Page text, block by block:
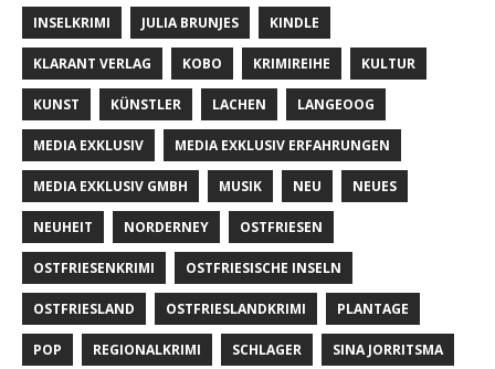
INSELKRIMI JULIA BRUNJES KINDLE
KLARANT VERLAG KOBO KRIMIREIHE KULTUR
KUNST KÜNSTLER LACHEN LANGEOOG
MEDIA EXKLUSIV MEDIA EXKLUSIV ERFAHRUNGEN
MEDIA EXKLUSIV GMBH MUSIK NEU NEUES
NEUHEIT NORDERNEY OSTFRIESEN
OSTFRIESENKRIMI OSTFRIESISCHE INSELN
OSTFRIESLAND OSTFRIESLANDKRIMI PLANTAGE
POP REGIONALKRIMI SCHLAGER SINA JORRITSMA